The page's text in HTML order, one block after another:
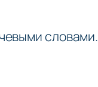
словами.